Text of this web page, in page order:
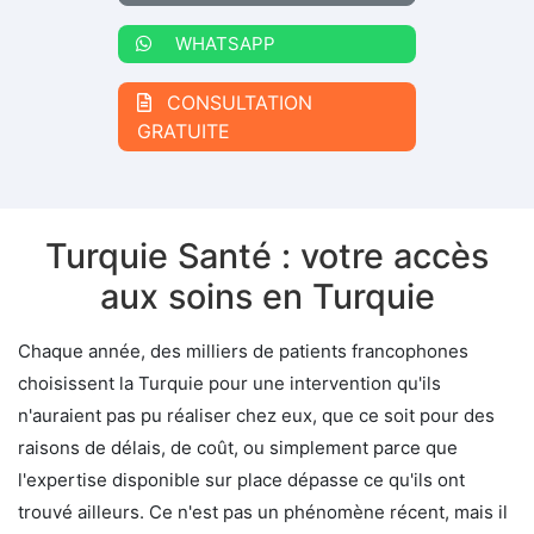
WHATSAPP
CONSULTATION
GRATUITE
Turquie Santé : votre accès
aux soins en Turquie
Chaque année, des milliers de patients francophones
choisissent la Turquie pour une intervention qu'ils
n'auraient pas pu réaliser chez eux, que ce soit pour des
raisons de délais, de coût, ou simplement parce que
l'expertise disponible sur place dépasse ce qu'ils ont
trouvé ailleurs. Ce n'est pas un phénomène récent, mais il